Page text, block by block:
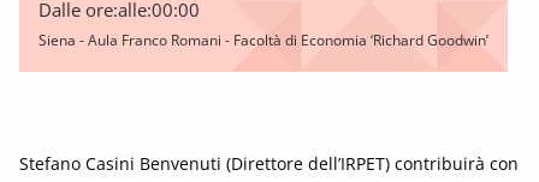
Dalle ore:alle:00:00
Siena - Aula Franco Romani - Facoltà di Economia ‘Richard Goodwin’
Stefano Casini Benvenuti (Direttore dell’IRPET) contribuirà con